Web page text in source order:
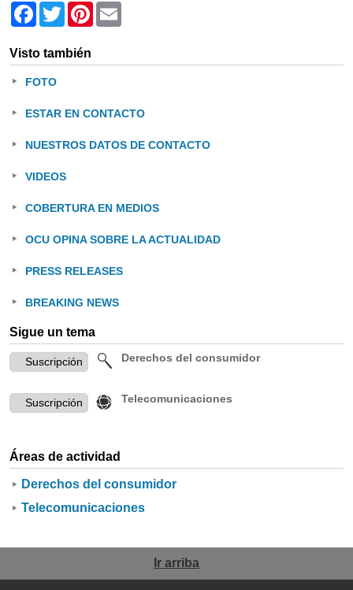
Facebook
TwitterPinterest
Visto también
FOTO
ESTAR EN CONTACTO
NUESTROS DATOS DE CONTACTO
VIDEOS
COBERTURA EN MEDIOS
OCU OPINA SOBRE LA ACTUALIDAD
PRESS RELEASES
BREAKING NEWS
Sigue un tema
Derechos del consumidor
Telecomunicaciones
Áreas de actividad
Derechos del consumidor
Telecomunicaciones
Ir arriba